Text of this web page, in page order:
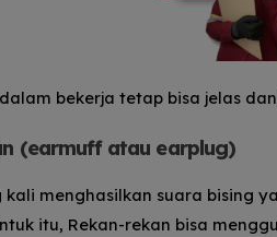
bekerja tetap bisa jelas
(earmuff atau earplug)
kali menghasilkan suara bising
itu, Rekan-rekan bisa